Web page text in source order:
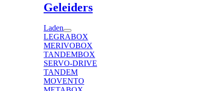
Geleiders
Laden
LEGRABOX
MERIVOBOX
TANDEMBOX
SERVO-DRIVE
TANDEM
MOVENTO